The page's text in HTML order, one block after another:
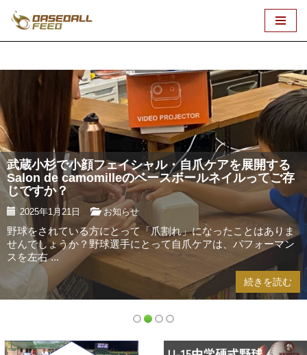
テ
キ
ッ
プ
武蔵小杉で小顔フェイシャル・自爪ケアを展開する
Salon de camomilleのベースボールネイルってご存
じですか？
2025年1月21日 お知らせ
野球をされている方にとって「爪割れ」になったことはありま
せんでしょうか？野球選手にとって自爪ケアは、パフォーマン
スを左右 ...
続きを読む